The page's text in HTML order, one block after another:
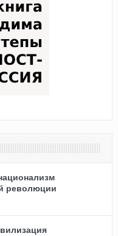
революции